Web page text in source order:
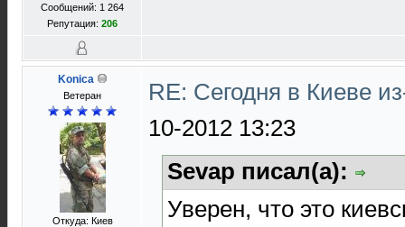
Сообщений: 1 264
Репутация: 206
Konica
Ветеран
Откуда: Киев
RE: Сегодня в Киеве
10-2012 13:23
Sevap писал(а):
Уверен, что это